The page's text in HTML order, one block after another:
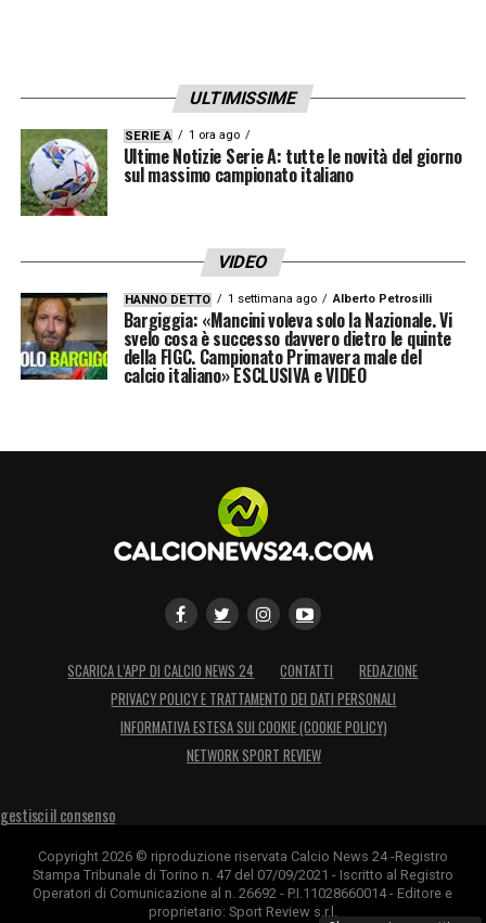
Cosa succede in caso di arrivo a pari
punti
Lo scenario non è da escludere. In caso di
parità, il regolamento Premier prevede come
differenza reti
Arsenal e City sono entrambe a +43. Il
secondo criterio è quello degliscontri
diretti, che vede la squadra di Guardiola in
vantaggio.
ULTIMISSIME
SERIE A 1 ora ago
Ultime Notizie Serie A: tutte le novità del giorno
sul massimo campionato italiano
VIDEO
HANNO DETTO 1 settimana ago Alberto Petrosilli
Bargiggia: «Mancini voleva solo la Nazionale. Vi
svelo cosa è successo davvero dietro le quinte
della FIGC. Campionato Primavera male del
calcio italiano» ESCLUSIVA e VIDEO
SCARICA L’APP DI CALCIO NEWS 24 CONTATTI
REDAZIONE
PRIVACY POLICY E TRATTAMENTO DEI DATI PERSONALI
INFORMATIVA ESTESA SUI COOKIE (COOKIE POLICY)
NETWORK SPORT REVIEW
gestisci il consenso
Copyright 2026 © riproduzione riservata Calcio News 24 -Registro
Stampa Tribunale di Torino n. 47 del 07/09/2021 - Iscritto al Registro
Operatori di Comunicazione al n. 26692 - P.I.11028660014 - Editore e
proprietario: Sport Review s.r.l.